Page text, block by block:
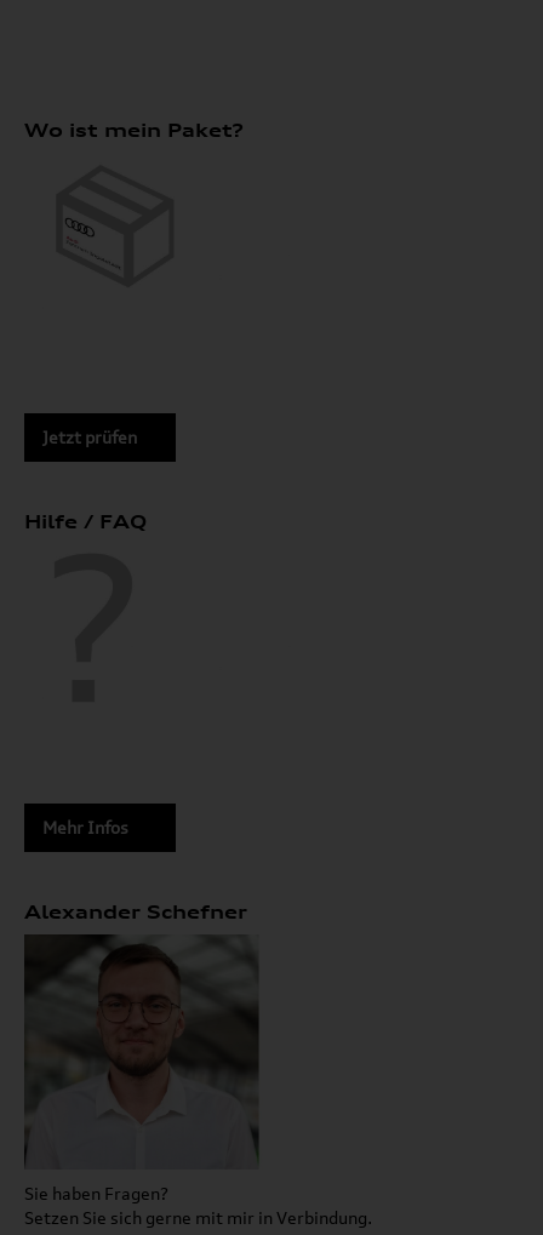
Wo ist mein Paket?
Jetzt prüfen
Hilfe / FAQ
Mehr Infos
Alexander Schefner
Sie haben Fragen?
Setzen Sie sich gerne mit mir in Verbindung.